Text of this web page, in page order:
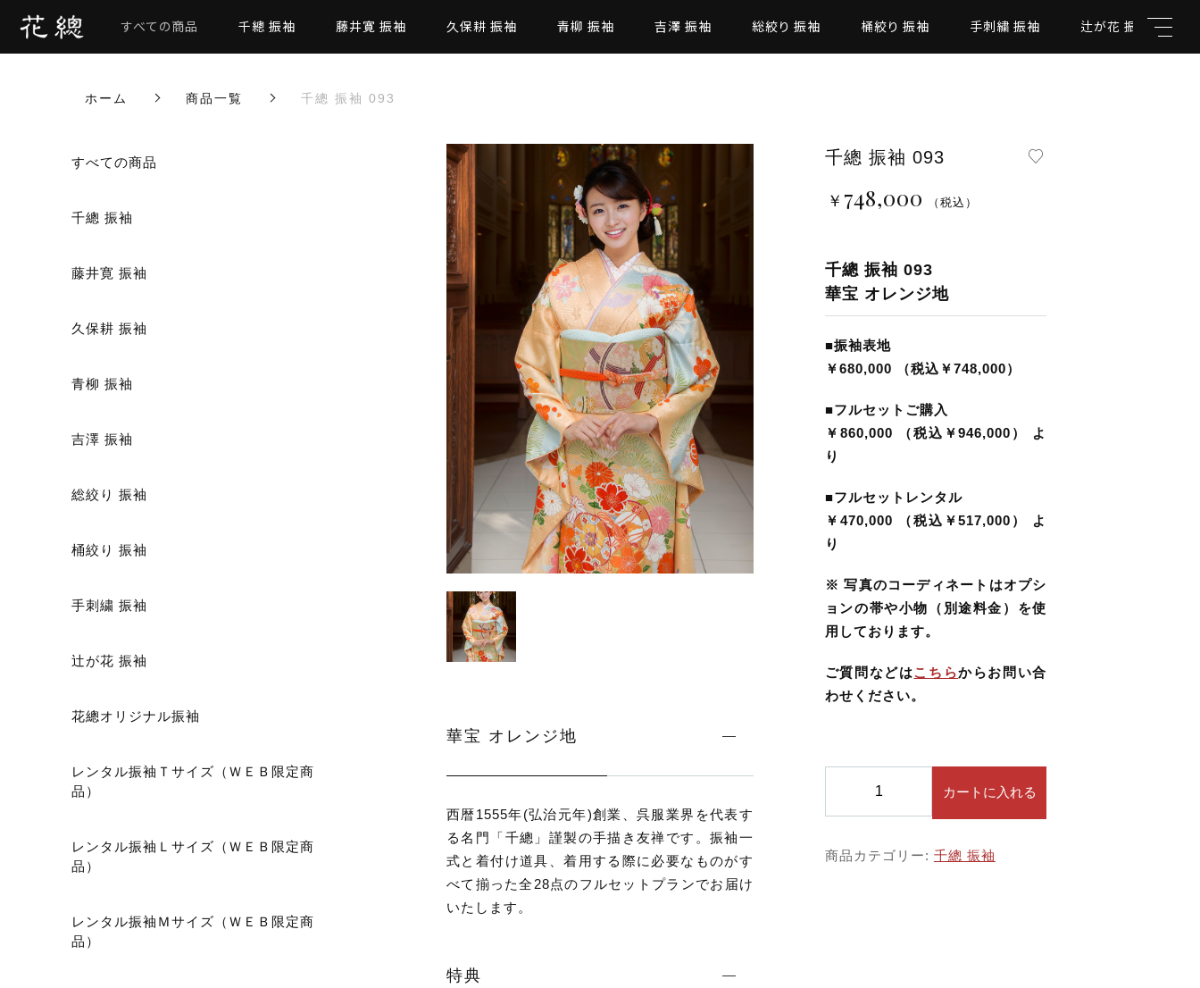
すべての商品 千總 振袖 藤井寛 振袖 久保耕 振袖 青柳 振袖 吉澤 振袖 総絞り 振袖 桶絞り 振袖 手刺繍 振袖 辻が花 振袖
ホーム 商品一覧 千總 振袖 093
華宝 オレンジ地
西暦1555年(弘治元年)創業、呉服業界を代表す
る名門「千總」謹製の手描き友禅です。振袖一
式と着付け道具、着用する際に必要なものがす
べて揃った全28点のフルセットプランでお届け
いたします。
特典
千總 振袖 093
￥ 748,000 （税込）
千總 振袖 093
華宝 オレンジ地
■振袖表地
￥680,000 （税込￥748,000）
■フルセットご購入
￥860,000 （税込￥946,000） よ
り
■フルセットレンタル
￥470,000 （税込￥517,000） よ
り
※ 写真のコーディネートはオプシ
ョンの帯や小物（別途料金）を使
用しております。
ご質問などはこちらからお問い合
わせください。
0
カートに入れる
商品カテゴリー: 千總 振袖
すべての商品
千總 振袖
藤井寛 振袖
久保耕 振袖
青柳 振袖
吉澤 振袖
総絞り 振袖
桶絞り 振袖
手刺繍 振袖
辻が花 振袖
花總オリジナル振袖
レンタル振袖Ｔサイズ（ＷＥＢ限定商
品）
レンタル振袖Ｌサイズ（ＷＥＢ限定商
品）
レンタル振袖Ｍサイズ（ＷＥＢ限定商
品）
ショッピングを続ける カートを確認する
親カテゴリ
子カテゴリ
価格帯
並び順
その他
在庫あり セール